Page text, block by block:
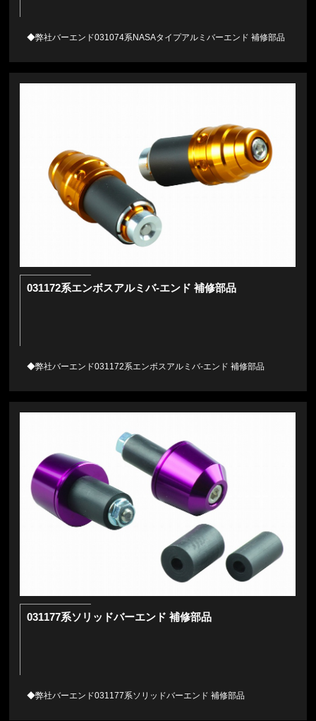
◆弊社バーエンド031074系NASAタイプアルミバーエンド 補修部品
031172系エンボスアルミバ-エンド 補修部品
◆弊社バーエンド031172系エンボスアルミバ-エンド 補修部品
031177系ソリッドバーエンド 補修部品
◆弊社バーエンド031177系ソリッドバーエンド 補修部品